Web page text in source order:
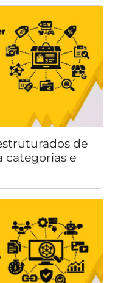
de
categorias e